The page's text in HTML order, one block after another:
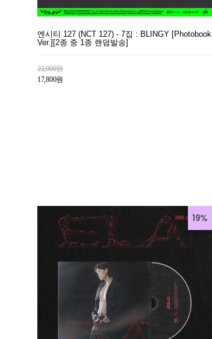
엔시티 127 (NCT 127) - 7집 : BLINGY [Photobook
Ver.][2종 중 1종 랜덤발송]
22,000원
17,800원
19%